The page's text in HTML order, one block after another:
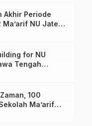
Akhir Periode
NU Jateng
and Match
for NU
Tengah
Menuju
100
Ma’arif
Literasi